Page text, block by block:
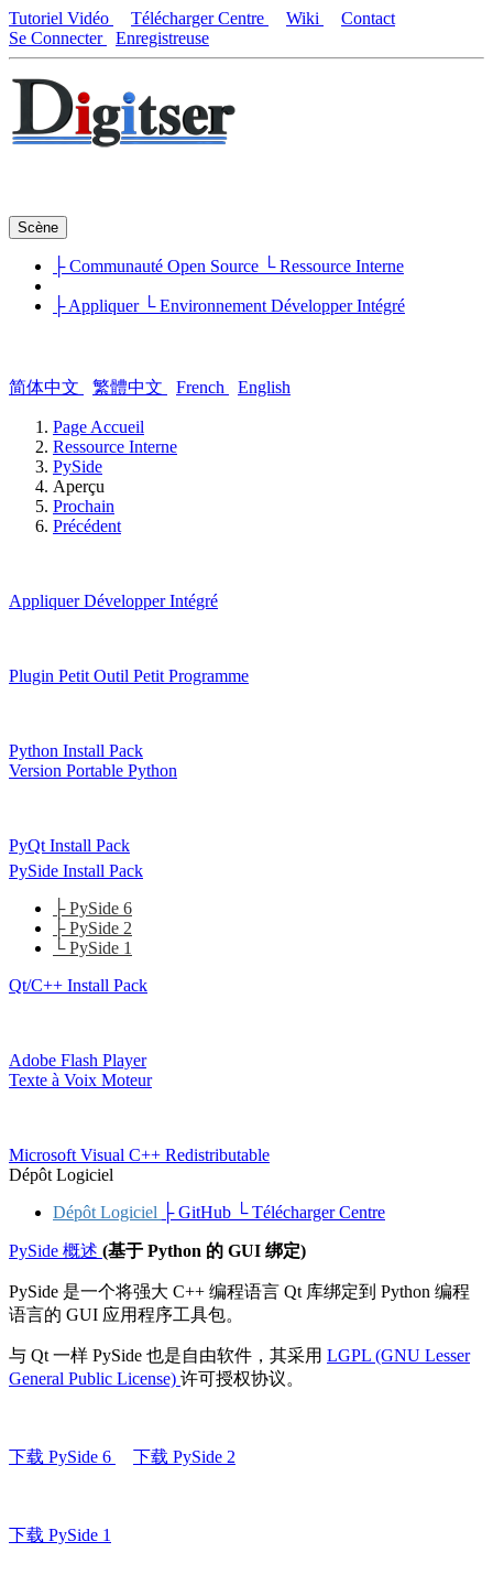
Tutoriel Vidéo Télécharger Centre Wiki
Contact
Se Connecter
Enregistreuse
Scène
├ Communauté Open Source └ Ressource Interne
├ Appliquer └ Environnement Développer Intégré
简体中文 繁體中文 French English
Page Accueil
Ressource Interne
PySide
Aperçu
Prochain
Précédent
AppliquerDévelopper Intégré
Plugin Petit Outil Petit Programme
Python Install Pack
Version Portable Python
PyQt Install Pack
PySide Install Pack
├ PySide 6
├ PySide 2
└ PySide 1
Qt/C++ Install Pack
Adobe Flash Player
Texte à Voix Moteur
Microsoft Visual C++ Redistributable
Dépôt Logiciel
Dépôt Logiciel
├ GitHub └ Télécharger Centre
PySide 概述 (基于 Python 的 GUI 绑定)
PySide 是一个将强大 C++ 编程语言 Qt 库绑定到 Python 编程
语言的 GUI 应用程序工具包。
与 Qt 一样 PySide 也是自由软件，其采用 LGPL (GNU Lesser
General Public License) 许可授权协议。
下载 PySide 6 下载 PySide 2
下载 PySide 1